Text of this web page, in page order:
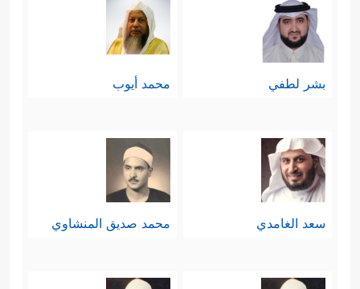
بشر لطفي محمد أيوب
سعد الغامدي محمد صديق المنشاوي